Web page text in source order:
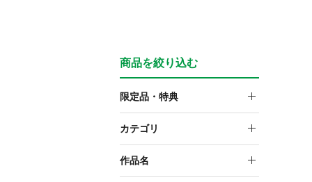
商品を絞り込む
限定品・特典
特典付
カテゴリ
スケールフィギュア
作品名